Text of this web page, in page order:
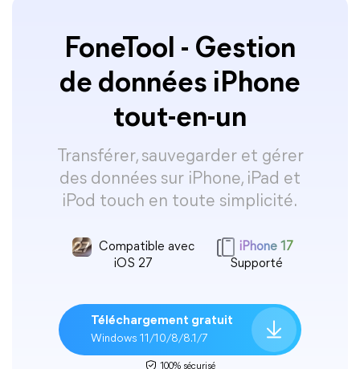
FoneTool - Gestion
de données iPhone
tout-en-un
Transférer, sauvegarder et gérer
des données sur iPhone, iPad et
iPod touch en toute simplicité.
Compatible avec
iOS 27
iPhone 17
Supporté
Téléchargement gratuit
Windows 11/10/8/8.1/7
100% sécurisé